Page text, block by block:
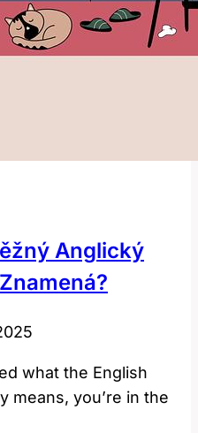
Anglický
what ⁤the English
means, you’re in‌ the